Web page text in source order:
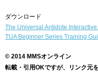
ダウンロード
The Universal Antidote
TUA Beginner Series Training
© 2014 MMSオンライン
転載・引用OKですが、リンク元